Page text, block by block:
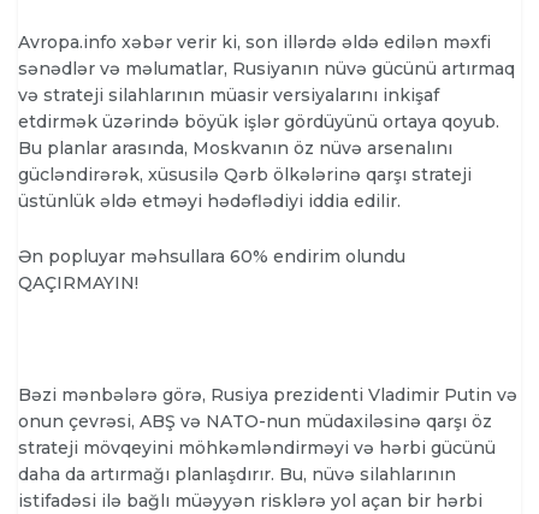
Avropa.info xəbər verir ki, son illərdə əldə edilən məxfi
sənədlər və məlumatlar, Rusiyanın nüvə gücünü artırmaq
və strateji silahlarının müasir versiyalarını inkişaf
etdirmək üzərində böyük işlər gördüyünü ortaya qoyub.
Bu planlar arasında, Moskvanın öz nüvə arsenalını
gücləndirərək, xüsusilə Qərb ölkələrinə qarşı strateji
üstünlük əldə etməyi hədəflədiyi iddia edilir.
Ən popluyar məhsullara 60% endirim olundu
QAÇIRMAYIN!
Bəzi mənbələrə görə, Rusiya prezidenti Vladimir Putin və
onun çevrəsi, ABŞ və NATO-nun müdaxiləsinə qarşı öz
strateji mövqeyini möhkəmləndirməyi və hərbi gücünü
daha da artırmağı planlaşdırır. Bu, nüvə silahlarının
istifadəsi ilə bağlı müəyyən risklərə yol açan bir hərbi